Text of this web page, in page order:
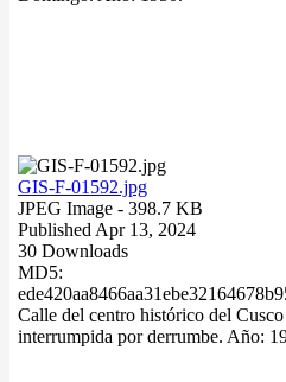
GIS-F-01592.jpg
JPEG Image - 398.7 KB
Published Apr 13, 2024
30 Downloads
MD5:
Calle del centro histórico del Cusco
interrumpida por derrumbe. Año: